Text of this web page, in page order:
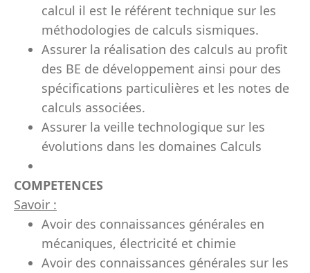
calcul il est le référent technique sur les
méthodologies de calculs sismiques.
Assurer la réalisation des calculs au profit
des BE de développement ainsi pour des
spécifications particulières et les notes de
calculs associées.
Assurer la veille technologique sur les
évolutions dans les domaines Calculs
COMPETENCES
Savoir :
Avoir des connaissances générales en
mécaniques, électricité et chimie
Avoir des connaissances générales sur les